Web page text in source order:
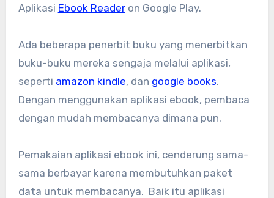
Aplikasi Ebook Readeron Google Play.
Ada beberapa penerbit buku yang menerbitkan
buku-buku mereka sengaja melalui aplikasi,
seperti amazon kindle, dan google books.
Dengan menggunakan aplikasi ebook, pembaca
dengan mudah membacanya dimana pun.
Pemakaian aplikasi ebook ini, cenderung sama-
sama berbayar karena membutuhkan paket
data untuk membacanya. Baik itu aplikasi